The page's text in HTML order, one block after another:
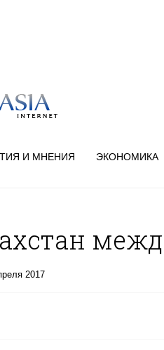
И МНЕНИЯ ЭКОНОМИКА
2017